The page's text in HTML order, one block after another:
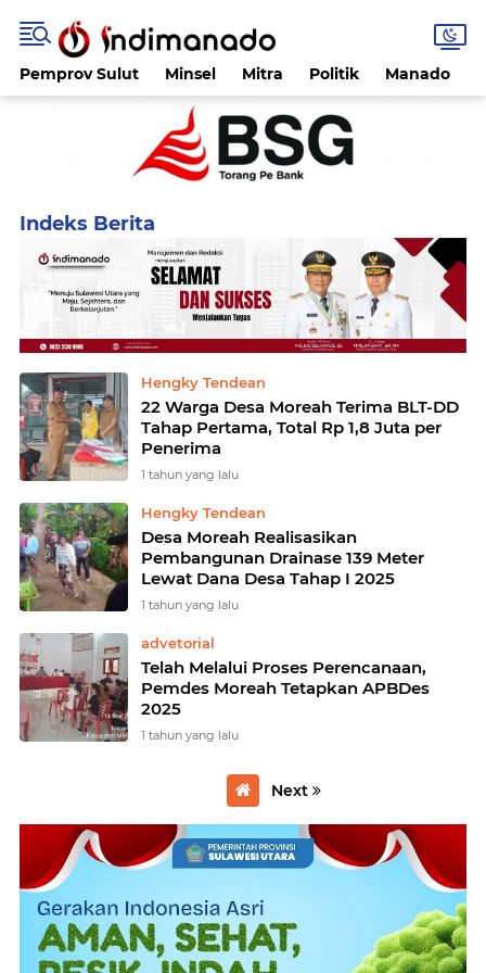
Pemprov Sulut Minsel Mitra Politik Manado
Hengky Tendean
22 Warga Desa Moreah Terima BLT-DD
Tahap Pertama, Total Rp 1,8 Juta per
Penerima
1 tahun yang lalu
Hengky Tendean
Desa Moreah Realisasikan
Pembangunan Drainase 139 Meter
Lewat Dana Desa Tahap I 2025
1 tahun yang lalu
advetorial
Telah Melalui Proses Perencanaan,
Pemdes Moreah Tetapkan APBDes
2025
1 tahun yang lalu
Next